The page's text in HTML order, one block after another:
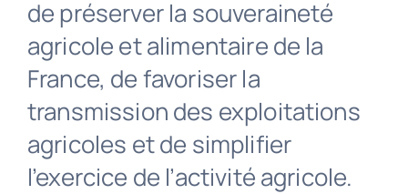
de préserver la souveraineté
agricole et alimentaire de la
France, de favoriser la
transmission des exploitations
agricoles et de simplifier
l’exercice de l’activité agricole.